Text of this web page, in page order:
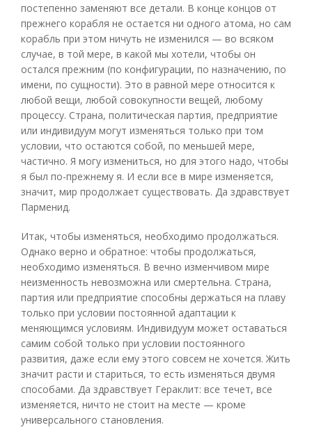
постепенно заменяют все детали. В конце концов от
прежнего корабля не остается ни одного атома, но сам
корабль при этом ничуть не изменился — во всяком
случае, в той мере, в какой мы хотели, чтобы он
остался прежним (по конфигурации, по назначению, по
имени, по сущности). Это в равной мере относится к
любой вещи, любой совокупности вещей, любому
процессу. Страна, политическая партия, предприятие
или индивидуум могут изменяться только при том
условии, что остаются собой, по меньшей мере,
частично. Я могу измениться, но для этого надо, чтобы
я был по-прежнему я. И если все в мире изменяется,
значит, мир продолжает существовать. Да здравствует
Парменид.
Итак, чтобы изменяться, необходимо продолжаться.
Однако верно и обратное: чтобы продолжаться,
необходимо изменяться. В вечно изменчивом мире
неизменность невозможна или смертельна. Страна,
партия или предприятие способны держаться на плаву
только при условии постоянной адаптации к
меняющимся условиям. Индивидуум может оставаться
самим собой только при условии постоянного
развития, даже если ему этого совсем не хочется. Жить
значит расти и стариться, то есть изменяться двумя
способами. Да здравствует Гераклит: все течет, все
изменяется, ничто не стоит на месте — кроме
универсального становления.